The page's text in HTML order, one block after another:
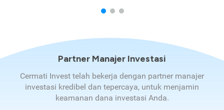
Partner Manajer Investasi
Cermati Invest telah bekerja dengan partner manajer
investasi kredibel dan tepercaya, untuk menjamin
keamanan dana investasi Anda.